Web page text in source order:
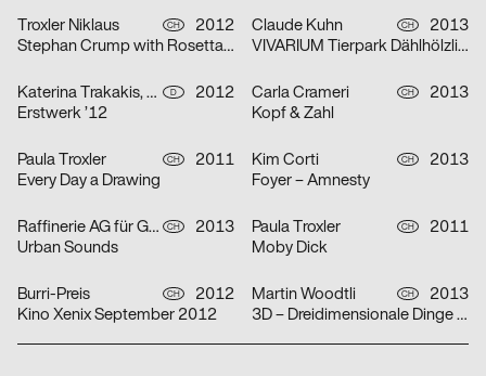
Troxler Niklaus CH
2012
Stephan Crump with Rosetta Trio
Claude Kuhn CH
2013
VIVARIUM Tierpark Dählhölzli Bern
Katerina Trakakis, Svenja Wittmann D
2012
Erstwerk ’12
Carla Crameri CH
2013
Kopf & Zahl
Paula Troxler CH
2011
Every Day a Drawing
Kim Corti CH
2013
Foyer – Amnesty
Raffinerie AG für Gestaltung CH
2013
Urban Sounds
Paula Troxler CH
2011
Moby Dick
Burri-Preis CH
2012
Kino Xenix September 2012
Martin Woodtli CH
2013
3D – Dreidimensionale Dinge drucken